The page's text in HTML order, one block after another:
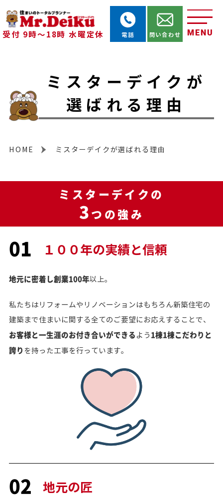
受付 9時～18時 水曜定休 MENU
電話 問い合わせ
ミスターデイクが
選ばれる理由
HOME ミスターデイクが選ばれる理由
ミスターデイクの
3つの強み
01 １００年の実績と信頼
地元に密着し創業100年以上。
私たちはリフォームやリノベーションはもちろん新築住宅の
建築まで住まいに関する全てのご要望にお応えすることで、
お客様と一生涯のお付き合いができる よう 1棟1棟こだわりと
誇り を持った工事を行っています。
02 地元の匠